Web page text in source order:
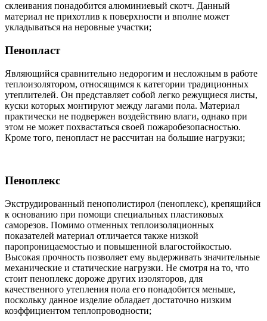
склеивания понадобится алюминиевый скотч. Данный
материал не прихотлив к поверхности и вполне может
укладываться на неровные участки;
Пенопласт
Являющийся сравнительно недорогим и несложным в работе
теплоизолятором, относящимся к категории традиционных
утеплителей. Он представляет собой легко режущиеся листы,
куски которых монтируют между лагами пола. Материал
практически не подвержен воздействию влаги, однако при
этом не может похвастаться своей пожаробезопасностью.
Кроме того, пенопласт не рассчитан на большие нагрузки;
Пеноплекс
Экструдированный пенополистирол (пеноплекс), крепящийся
к основанию при помощи специальных пластиковых
саморезов. Помимо отменных теплоизоляционных
показателей материал отличается также низкой
паропроницаемостью и повышенной влагостойкостью.
Высокая прочность позволяет ему выдерживать значительные
механические и статические нагрузки. Не смотря на то, что
стоит пеноплекс дороже других изоляторов, для
качественного утепления пола его понадобится меньше,
поскольку данное изделие обладает достаточно низким
коэффициентом теплопроводности;